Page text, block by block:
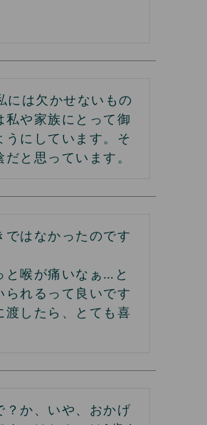
には欠かせないもの
や家族にとって御
にしています。そ
と思っています。
はなかったのです
と喉が痛いなぁ…と
れるって良いです
渡したら、とても喜
？か、いや、おかげ